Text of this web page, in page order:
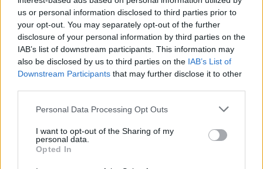
us or personal information disclosed to third parties prior to
your opt-out. You may separately opt-out of the further
disclosure of your personal information by third parties on the
IAB’s list of downstream participants. This information may
also be disclosed by us to third parties on the IAB’s List of
Downstream Participants that may further disclose it to other
Please note that this website/app uses one or more Google
not limited to your visit or usage behaviour. You may click to
grant or deny consent to Google and its third-party tags to
use your data for below specified purposes in below Google
Personal Data Processing Opt Outs
I want to opt-out of the Sharing of my
personal data.
Opted In
Jó móka volt, köszönöm a srácoknak a lehetőséget.
Ígérem, mindent megteszek, hogy a következő
futamon ott legyünk, és kicsit többet mesélhessünk